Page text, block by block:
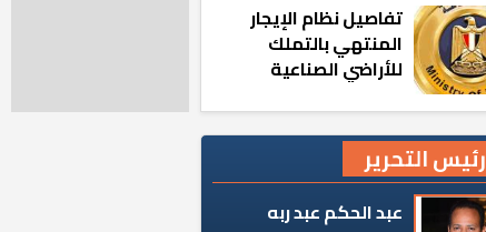
تفاصيل نظام الإيجار
المنتهي بالتملك
للأراضي الصناعية
رئيس التحرير
عبد الحكم عبد ربه